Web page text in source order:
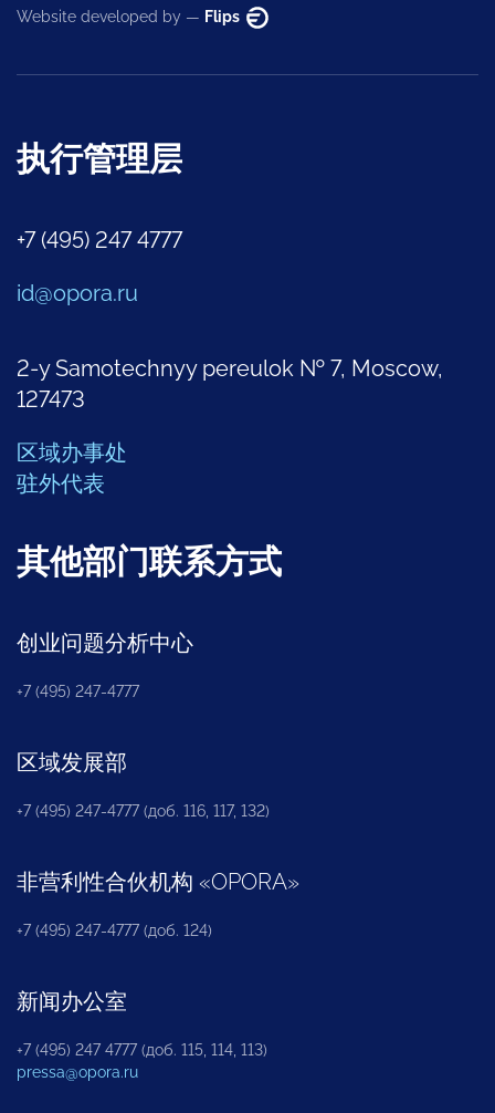
Website developed by — Flips
执行管理层
+7 (495) 247 4777
id@opora.ru
2-y Samotechnyy pereulok № 7, Moscow,
127473
区域办事处
驻外代表
其他部门联系方式
创业问题分析中心
+7 (495) 247-4777
区域发展部
+7 (495) 247-4777 (доб. 116, 117, 132)
非营利性合伙机构 «OPORA»
+7 (495) 247-4777 (доб. 124)
新闻办公室
+7 (495) 247 4777 (доб. 115, 114, 113)
pressa@opora.ru